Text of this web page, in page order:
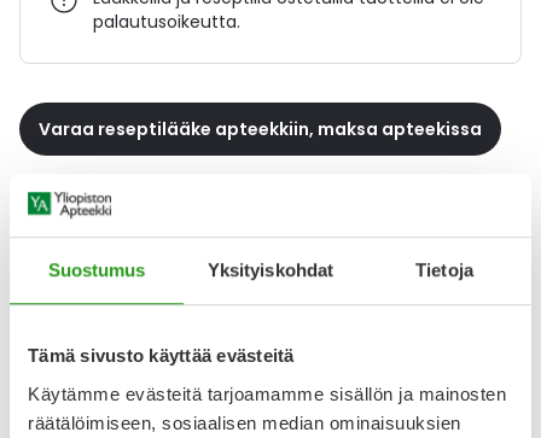
Suostumus Yksityiskohdat Tietoja
Tämä sivusto käyttää evästeitä
Käytämme evästeitä tarjoamamme sisällön ja mainosten
räätälöimiseen, sosiaalisen median ominaisuuksien
palautusoikeutta.
Varaa reseptilääke apteekkiin, maksa apteekissa
YA-muistuttaja
Muistuttajan avulla pidät huolen, että tilaat tarvitsemasi
tuotteet ajoissa, eivätkä ne lopu kesken.